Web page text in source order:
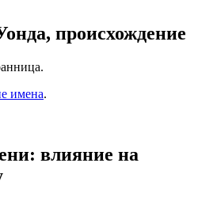
происхождение
имена.
влияние на